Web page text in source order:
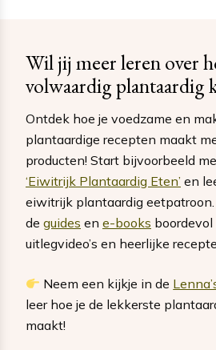
Wil jij meer leren over
volwaardig plantaardig
Ontdek hoe je voedzame en
plantaardige recepten maakt
producten! Start bijvoorbeeld
‘Eiwitrijk Plantaardig Eten’ en
eiwitrijk plantaardig
de guides en e-books
uitlegvideo’s en heerlijke
Neem een kijkje in de
leer hoe je de lekkerste
maakt!